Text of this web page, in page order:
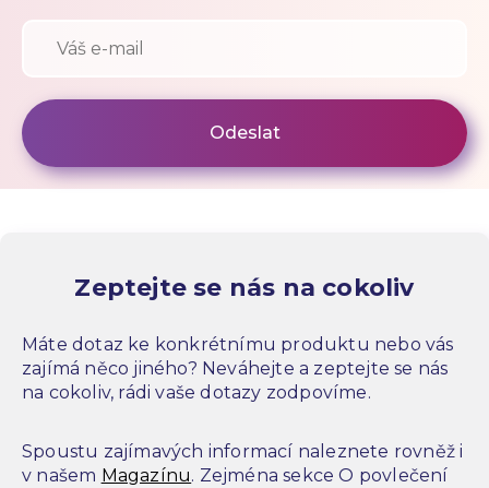
Zeptejte se nás na cokoliv
Máte dotaz ke konkrétnímu produktu nebo vás
zajímá něco jiného? Neváhejte a zeptejte se nás
na cokoliv, rádi vaše dotazy zodpovíme.
Spoustu zajímavých informací naleznete rovněž i
v našem Magazínu. Zejména sekce O povlečení